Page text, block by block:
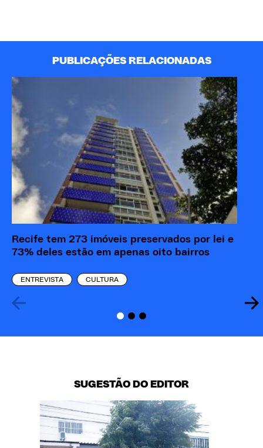
PUBLICAÇÕES RELACIONADAS
Recife tem 273 imóveis preservados por lei e
73% deles estão em apenas oito bairros
ENTREVISTA CULTURA
SUGESTÃO DO EDITOR